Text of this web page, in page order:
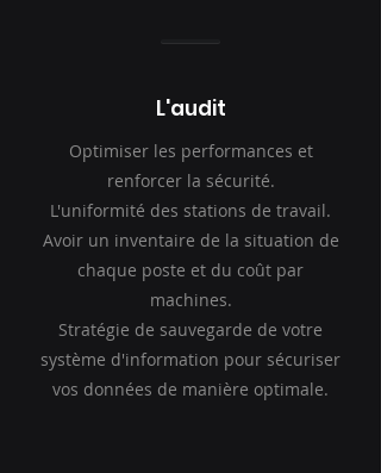
L'audit
Optimiser les performances et
renforcer la sécurité.
L'uniformité des stations de travail.
Avoir un inventaire de la situation de
chaque poste et du coût par
machines.
Stratégie de sauvegarde de votre
système d'information pour sécuriser
vos données de manière optimale.